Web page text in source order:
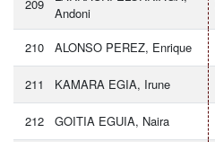
209
Andoni
210 ALONSO PEREZ, Enrique
211 KAMARA EGIA, Irune
212 GOITIA EGUIA, Naira